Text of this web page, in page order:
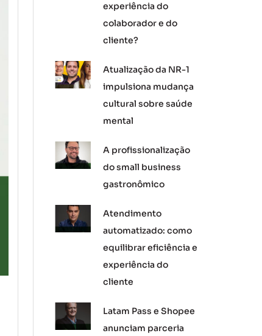
experiência do
colaborador e do
cliente?
Atualização da NR-1
impulsiona mudança
cultural sobre saúde
mental
A profissionalização
do small business
gastronômico
Atendimento
automatizado: como
equilibrar eficiência e
experiência do
cliente
Latam Pass e Shopee
anunciam parceria